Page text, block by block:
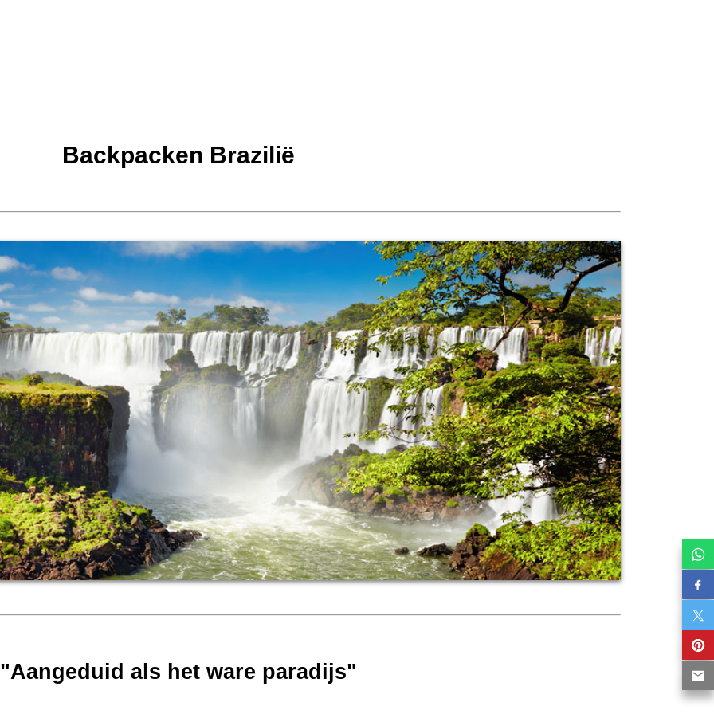
Backpacken Brazilië
"Aangeduid als het ware paradijs"